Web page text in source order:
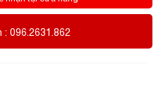
096.2631.862